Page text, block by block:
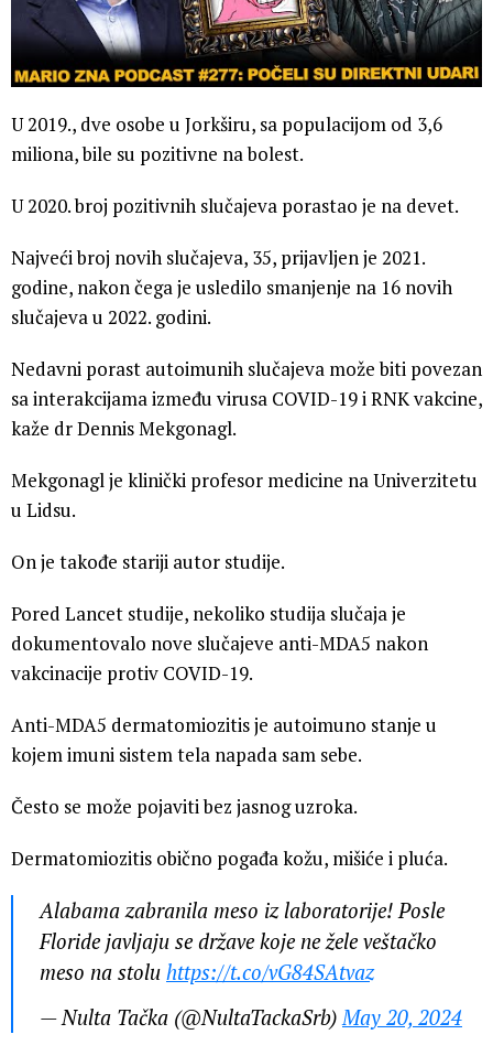
U 2019., dve osobe u Jorkširu, sa populacijom od 3,6
miliona, bile su pozitivne na bolest.
U 2020. broj pozitivnih slučajeva porastao je na devet.
Najveći broj novih slučajeva, 35, prijavljen je 2021.
godine, nakon čega je usledilo smanjenje na 16 novih
slučajeva u 2022. godini.
Nedavni porast autoimunih slučajeva može biti povezan
sa interakcijama između virusa COVID-19 i RNK vakcine,
kaže dr Dennis Mekgonagl.
Mekgonagl je klinički profesor medicine na Univerzitetu
u Lidsu.
On je takođe stariji autor studije.
Pored Lancet studije, nekoliko studija slučaja je
dokumentovalo nove slučajeve anti-MDA5 nakon
vakcinacije protiv COVID-19.
Anti-MDA5 dermatomiozitis je autoimuno stanje u
kojem imuni sistem tela napada sam sebe.
Često se može pojaviti bez jasnog uzroka.
Dermatomiozitis obično pogađa kožu, mišiće i pluća.
Alabama zabranila meso iz laboratorije! Posle
Floride javljaju se države koje ne žele veštačko
meso na stolu https://t.co/vG84SAtvaz
— Nulta Tačka (@NultaTackaSrb)May 20, 2024